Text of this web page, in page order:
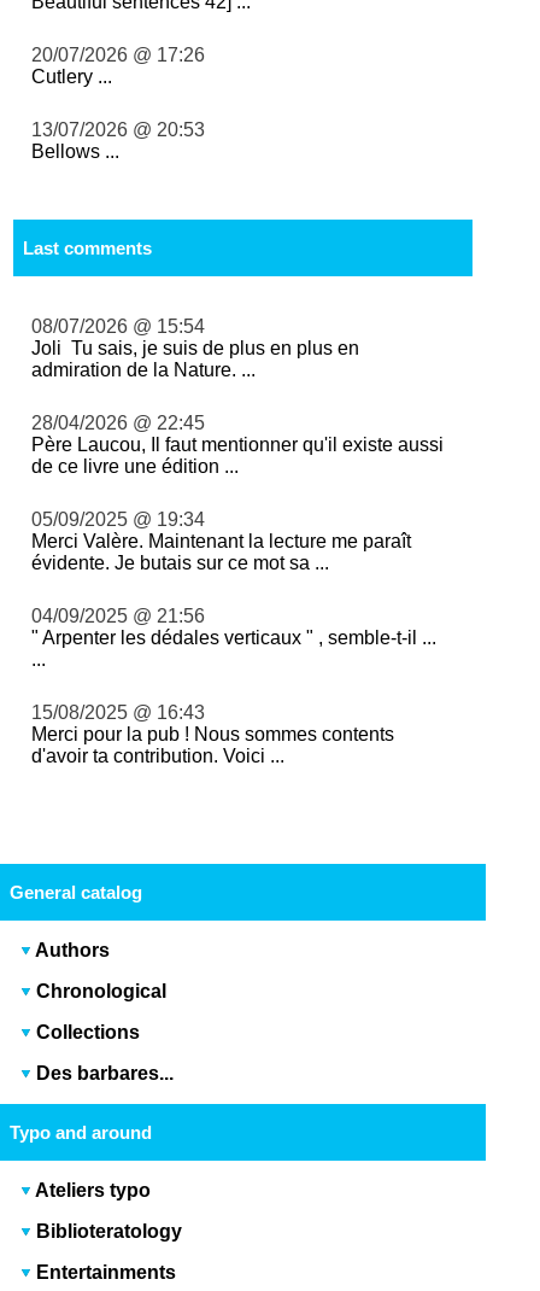
20/07/2026 @ 17:26
Cutlery ...
13/07/2026 @ 20:53
Bellows ...
Last comments
08/07/2026 @ 15:54
Joli Tu sais, je suis de plus en plus en
admiration de la Nature. ...
28/04/2026 @ 22:45
Père Laucou, Il faut mentionner qu'il existe aussi
de ce livre une édition ...
05/09/2025 @ 19:34
Merci Valère. Maintenant la lecture me paraît
évidente. Je butais sur ce mot sa ...
04/09/2025 @ 21:56
" Arpenter les dédales verticaux " , semble-t-il ...
...
15/08/2025 @ 16:43
Merci pour la pub ! Nous sommes contents
d'avoir ta contribution. Voici ...
General catalog
Authors
Chronological
Collections
Des barbares...
Typo and around
Ateliers typo
Biblioteratology
Entertainments